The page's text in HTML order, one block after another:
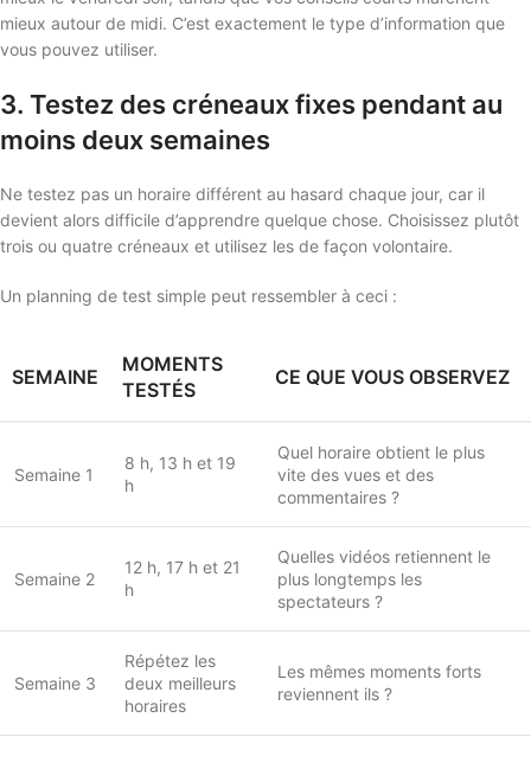
mieux autour de midi. C’est exactement le type d’information que
vous pouvez utiliser.
3. Testez des créneaux fixes pendant au
moins deux semaines
Ne testez pas un horaire différent au hasard chaque jour, car il
devient alors difficile d’apprendre quelque chose. Choisissez plutôt
trois ou quatre créneaux et utilisez les de façon volontaire.
Un planning de test simple peut ressembler à ceci :
SEMAINE
MOMENTS
TESTÉS
CE QUE VOUS OBSERVEZ
Semaine 1
8 h, 13 h et 19
h
Quel horaire obtient le plus
vite des vues et des
commentaires ?
Semaine 2
12 h, 17 h et 21
h
Quelles vidéos retiennent le
plus longtemps les
spectateurs ?
Semaine 3
Répétez les
deux meilleurs
horaires
Les mêmes moments forts
reviennent ils ?